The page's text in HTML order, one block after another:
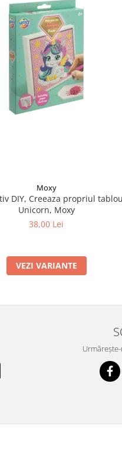
Moxy
DIY, Creeaza propriul
Unicorn, Moxy
38,00 Lei
VEZI VARIANTE